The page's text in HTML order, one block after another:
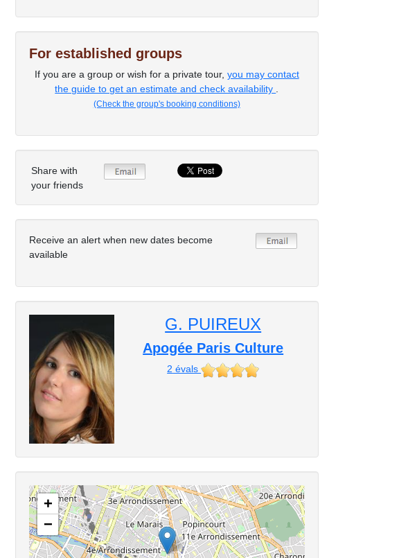
For established groups
If you are a group or wish for a private tour, you may contact
the guide to get an estimate and check availability
(Check the group's booking conditions)
Share with
your friends
Receive an alert when new dates become
available
G. PUIREUX
Apogée Paris Culture
2 évals
+
−